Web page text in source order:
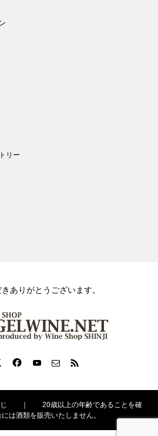
リー
ありがとうございます。
じ ｜ 20歳以上の年齢であることを確
は酒類を販売いたしません。